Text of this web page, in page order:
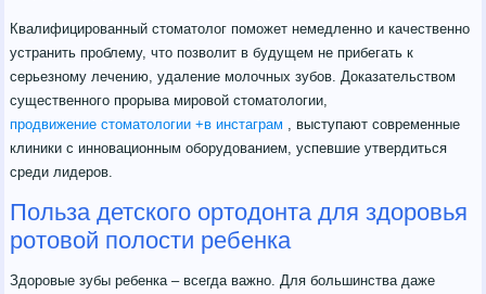
Квалифицированный стоматолог поможет немедленно и качественно
устранить проблему, что позволит в будущем не прибегать к
серьезному лечению, удаление молочных зубов. Доказательством
существенного прорыва мировой стоматологии,
продвижение стоматологии +в инстаграм , выступают современные
клиники с инновационным оборудованием, успевшие утвердиться
среди лидеров.
Польза детского ортодонта для здоровья
ротовой полости ребенка
Здоровые зубы ребенка – всегда важно. Для большинства даже